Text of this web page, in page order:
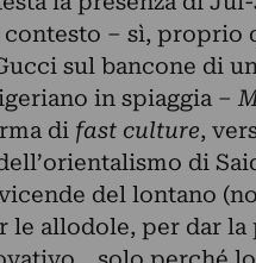
– sì, proprio
sul bancone di
in spiaggia –
di fast culture,
di
del lontano
le allodole, per dar